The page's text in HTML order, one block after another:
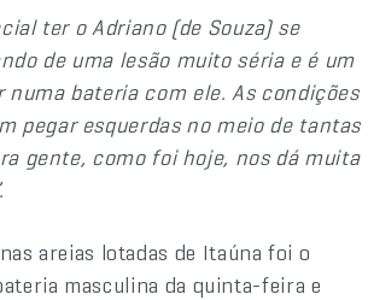
ter o Adriano (de Souza) se
de uma lesão muito séria e é um
bateria com ele. As condições
pegar esquerdas no meio de tantas
gente, como foi hoje, nos dá muita
areias lotadas de Itaúna foi o
masculina da quinta-feira e